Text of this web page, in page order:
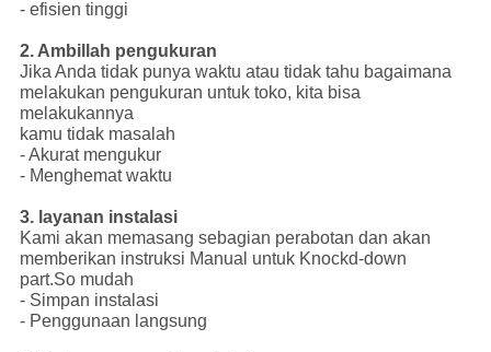
- efisien tinggi
2. Ambillah pengukuran
Jika Anda tidak punya waktu atau tidak tahu bagaimana
melakukan pengukuran untuk toko, kita bisa
melakukannya
kamu tidak masalah
- Akurat mengukur
- Menghemat waktu
3. layanan instalasi
Kami akan memasang sebagian perabotan dan akan
memberikan instruksi Manual untuk Knockd-down
part.So mudah
- Simpan instalasi
- Penggunaan langsung